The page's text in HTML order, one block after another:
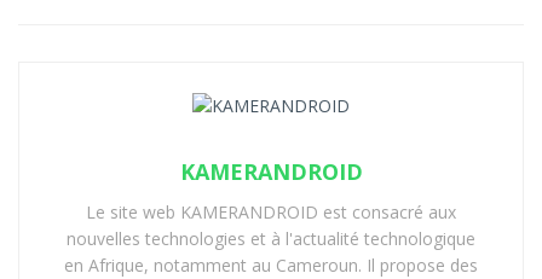
KAMERANDROID
Le site web KAMERANDROID est consacré aux
nouvelles technologies et à l'actualité technologique
en Afrique, notamment au Cameroun. Il propose des